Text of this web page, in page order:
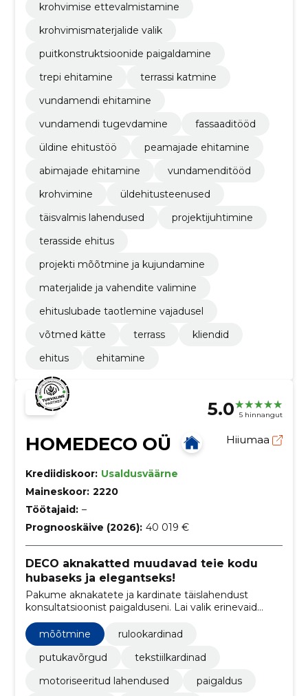
krohvimise ettevalmistamine
krohvimismaterjalide valik
puitkonstruktsioonide paigaldamine
trepi ehitamine
terrassi katmine
vundamendi ehitamine
vundamendi tugevdamine
fassaaditööd
üldine ehitustöö
peamajade ehitamine
abimajade ehitamine
vundamenditööd
krohvimine
üldehitusteenused
täisvalmis lahendused
projektijuhtimine
terasside ehitus
projekti mõõtmine ja kujundamine
materjalide ja vahendite valimine
ehituslubade taotlemine vajadusel
võtmed kätte
terrass
kliendid
ehitus
ehitamine
5.0 5 hinnangut
HOMEDECO OÜ Hiiumaa
Krediidiskoor: Usaldusväärne
Maineskoor: 2220
Töötajaid: –
Prognooskäive (2026): 40 019 €
DECO aknakatted muudavad teie kodu
hubaseks ja elegantseks!
Pakume aknakatete ja kardinate täislahendust
konsultatsioonist paigalduseni. Lai valik erinevaid
aknakatteid ja kardinaid, personaalne lähenemine ja
kvaliteetne teostus.
mõõtmine
rulookardinad
putukavõrgud
tekstiilkardinad
motoriseeritud lahendused
paigaldus